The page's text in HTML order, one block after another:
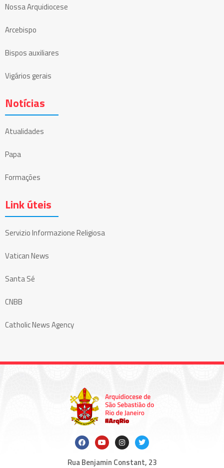
Nossa Arquidiocese
Arcebispo
Bispos auxiliares
Vigários gerais
Notícias
Atualidades
Papa
Formações
Link úteis
Servizio Informazione Religiosa
Vatican News
Santa Sé
CNBB
Catholic News Agency
Rua Benjamin Constant, 23